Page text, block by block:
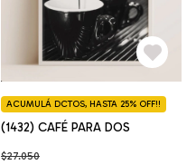
(1432) CAFÉ PARA DOS
$27.050
ACUMULÁ DCTOS, HASTA 25% OFF!!